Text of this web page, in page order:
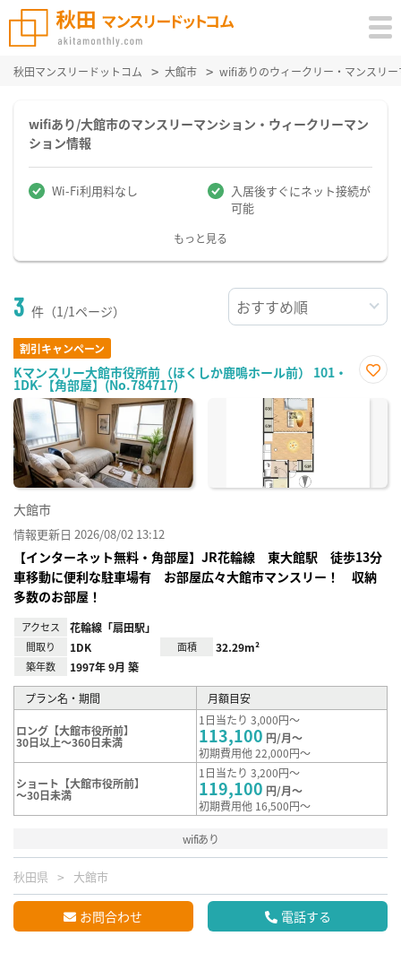
秋田マンスリードットコム 大館市 wifiありのウィークリー・マンスリ
wifiあり/大館市のマンスリーマンション・ウィークリーマン
ション情報
Wi-Fi利用料なし
入居後すぐにネット接続が
可能
もっと見る
3 件（1/1ページ）
割引キャンペーン
Kマンスリー大館市役所前（ほくしか鹿鳴ホール前） 101・
1DK-【角部屋】(No.784717)
に入
大館市
情報更新日 2026/08/02 13:12
【インターネット無料・角部屋】JR花輪線 東大館駅 徒歩13分
車移動に便利な駐車場有 お部屋広々大館市マンスリー！ 収納
多数のお部屋！
アクセス 花輪線「扇田駅」
間取り 1DK 面積 32.29m²
築年数 1997年 9月 築
プラン名・期間 月額目安
ロング【大館市役所前】
30日以上～360日未満
1日当たり 3,000円～
113,100 円/月～
初期費用他 22,000円～
ショート【大館市役所前】
～30日未満
1日当たり 3,200円～
119,100 円/月～
初期費用他 16,500円～
wifiあり
秋田県 大館市
お問合わせ 電話する